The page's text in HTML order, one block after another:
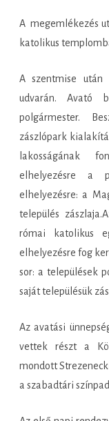
A megemlékezés
katolikus
A szentmise
udvarán. Avató
polgármester.
zászlópark
lakosságának
elhelyezésre a
elhelyezésre: a
település
római katolikus
elhelyezésre fog
sor: a települések
saját településük
Az avatási
vettek részt a
mondott
a szabadtári